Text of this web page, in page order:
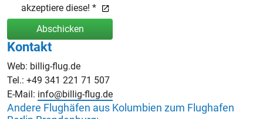
akzeptiere diese! *
Abschicken
Kontakt
Web: billig-flug.de
Tel.: +49 341 221 71 507
E-Mail: info@billig-flug.de
Andere Flughäfen aus Kolumbien zum Flughafen